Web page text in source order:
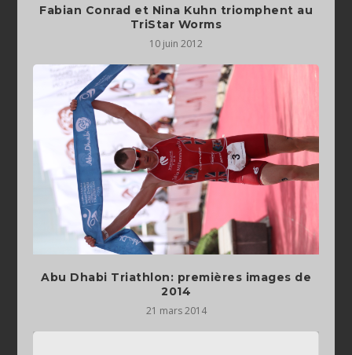
Fabian Conrad et Nina Kuhn triomphent au
TriStar Worms
10 juin 2012
Abu Dhabi Triathlon: premières images de
2014
21 mars 2014